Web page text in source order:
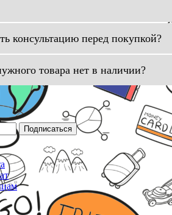
консультацию перед покупкой?
товара нет в наличии?
Подписаться